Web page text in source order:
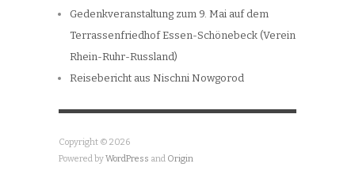
Gedenkveranstaltung zum 9. Mai auf dem
Terrassenfriedhof Essen-Schönebeck (Verein
Rhein-Ruhr-Russland)
Reisebericht aus Nischni Nowgorod
Copyright © 2026
Powered byWordPress and Origin